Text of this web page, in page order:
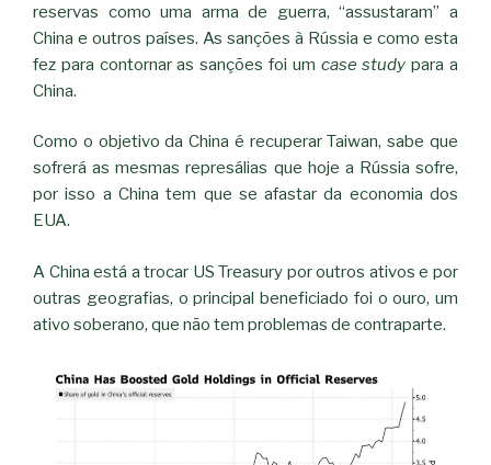
reservas como uma arma de guerra, “assustaram” a
China e outros países. As sanções à Rússia e como esta
fez para contornar as sanções foi um case study para a
China.
Como o objetivo da China é recuperar Taiwan, sabe que
sofrerá as mesmas represálias que hoje a Rússia sofre,
por isso a China tem que se afastar da economia dos
EUA.
A China está a trocar US Treasury por outros ativos e por
outras geografias, o principal beneficiado foi o ouro, um
ativo soberano, que não tem problemas de contraparte.